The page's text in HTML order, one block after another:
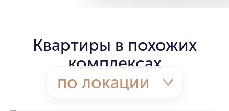
Квартиры в похожих
комплексах
по локации